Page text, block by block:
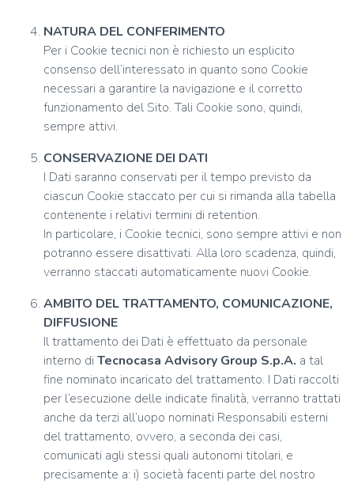
NATURA DEL CONFERIMENTO
Per i Cookie tecnici non è richiesto un esplicito
consenso dell’interessato in quanto sono Cookie
necessari a garantire la navigazione e il corretto
funzionamento del Sito. Tali Cookie sono, quindi,
sempre attivi.
CONSERVAZIONE DEI DATI
I Dati saranno conservati per il tempo previsto da
ciascun Cookie staccato per cui si rimanda alla tabella
contenente i relativi termini di retention.
In particolare, i Cookie tecnici, sono sempre attivi e non
potranno essere disattivati. Alla loro scadenza, quindi,
verranno staccati automaticamente nuovi Cookie.
AMBITO DEL TRATTAMENTO, COMUNICAZIONE,
DIFFUSIONE
Il trattamento dei Dati è effettuato da personale
interno di Tecnocasa Advisory Group S.p.A. a tal
fine nominato incaricato del trattamento. I Dati raccolti
per l’esecuzione delle indicate finalità, verranno trattati
anche da terzi all’uopo nominati Responsabili esterni
del trattamento, ovvero, a seconda dei casi,
comunicati agli stessi quali autonomi titolari, e
precisamente a: i) società facenti parte del nostro